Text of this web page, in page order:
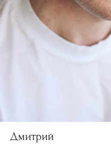
Дмитрий